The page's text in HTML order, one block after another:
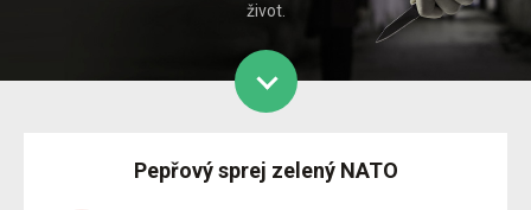
život.
Pepřový sprej zelený NATO